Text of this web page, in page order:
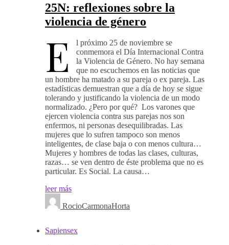
25N: reflexiones sobre la
violencia de género
E
l próximo 25 de noviembre se
conmemora el Día Internacional Contra
la Violencia de Género. No hay semana
que no escuchemos en las noticias que
un hombre ha matado a su pareja o ex pareja. Las
estadísticas demuestran que a día de hoy se sigue
tolerando y justificando la violencia de un modo
normalizado. ¿Pero por qué? Los varones que
ejercen violencia contra sus parejas nos son
enfermos, ni personas desequilibradas. Las
mujeres que lo sufren tampoco son menos
inteligentes, de clase baja o con menos cultura…
Mujeres y hombres de todas las clases, culturas,
razas… se ven dentro de éste problema que no es
particular. Es Social. La causa…
leer más
RocioCarmonaHorta
Sapiensex